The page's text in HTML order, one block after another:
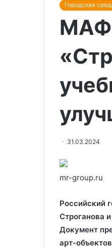
Городская
МАФ
31.03.2024
mr-group.ru
Российский
Строганова
Документ
арт-